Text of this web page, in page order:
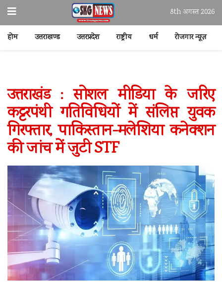
8th अगस्त 2026
होम उत्तराखण्ड उत्तरप्रदेश राष्ट्रीय धर्म रोजगार न्यूज़
उत्तराखंड : सोशल मीडिया के जरिए
कट्टरपंथी गतिविधियों में संलिप्त युवक
गिरफ्तार, पाकिस्तान-मलेशिया कनेक्शन
की जांच में जुटी STF